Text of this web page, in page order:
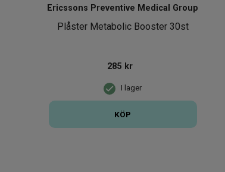
Plåster Metabolic Booster 30st
Ericssons Preventive Medical Group
I lager
285 kr
KÖP